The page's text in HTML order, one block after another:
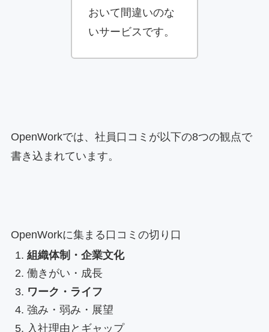
おいて間違いのな
いサービスです。
OpenWorkでは、社員口コミが以下の8つの観点で
書き込まれています。
OpenWorkに集まる口コミの切り口
組織体制・企業文化
働きがい・成長
ワーク・ライフ
強み・弱み・展望
入社理由とギャップ